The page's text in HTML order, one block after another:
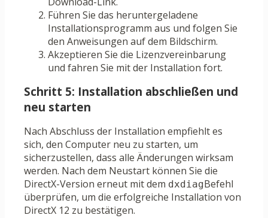
Führen Sie das heruntergeladene
Installationsprogramm aus und folgen Sie
den Anweisungen auf dem Bildschirm.
Akzeptieren Sie die Lizenzvereinbarung
und fahren Sie mit der Installation fort.
Schritt 5: Installation abschließen und
neu starten
Nach Abschluss der Installation empfiehlt es
sich, den Computer neu zu starten, um
sicherzustellen, dass alle Änderungen wirksam
werden. Nach dem Neustart können Sie die
DirectX-Version erneut mit dem dxdiagBefehl
überprüfen, um die erfolgreiche Installation von
DirectX 12 zu bestätigen.